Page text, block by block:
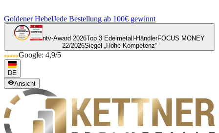
Goldener HebelJede Bestellung ab 100€ gewinnt
ntv-Award 2026Top 3 Edelmetall-HändlerFOCUS MONEY
22/2026Siegel „Hohe Kompetenz“
Google: 4,9/5
DE
Ansicht